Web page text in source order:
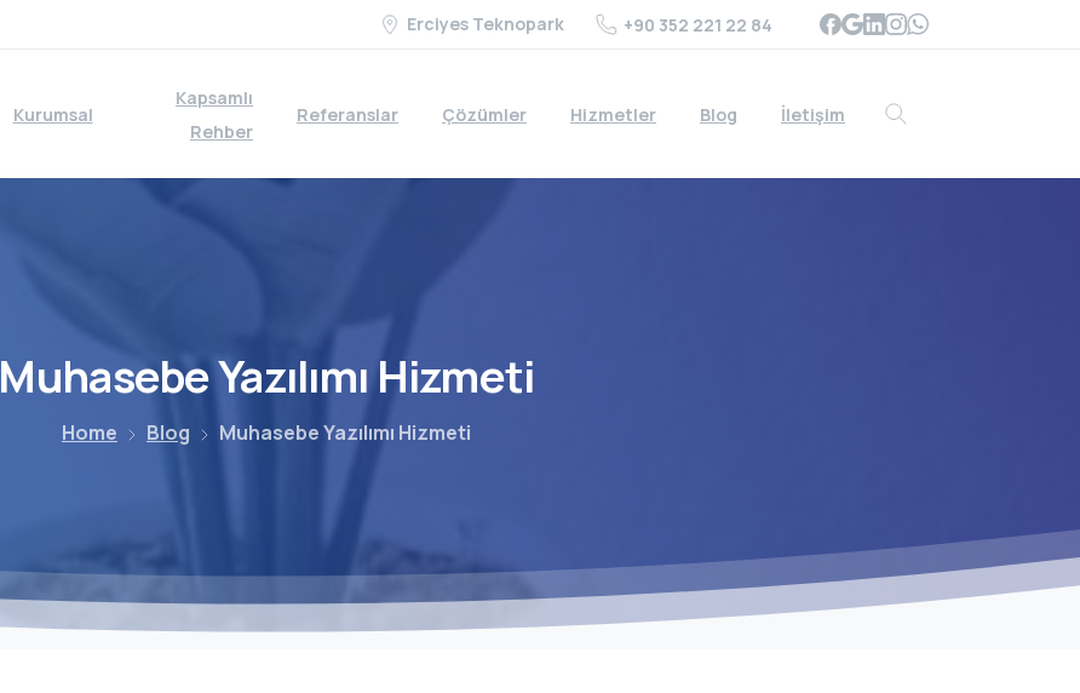
Erciyes Teknopark +90 352 221 22 84
Kurumsal
Kapsamlı
Rehber
Referanslar Çözümler Hizmetler Blog İletişim
Search
MuhasebeYazılımıHizmeti
Home Blog Muhasebe Yazılımı Hizmeti